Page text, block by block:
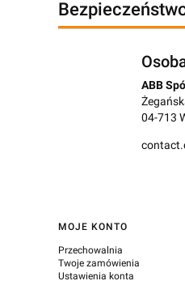
ABB
04-713
Linki w stopce
MOJE KONTO
Przechowalnia
Twoje zamówienia
Ustawienia konta